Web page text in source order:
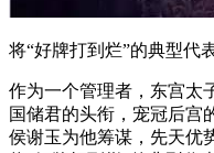
将“好牌打到烂”的典型代
作为一个管理者，东宫太
国储君的头衔，宠冠后宫
侯谢玉为他筹谋，先天优